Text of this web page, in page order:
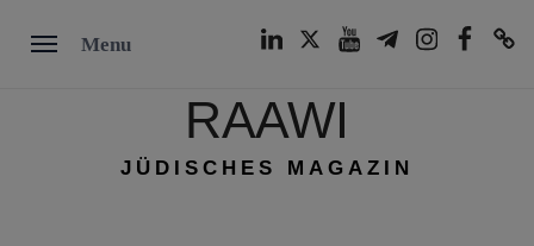
Menu
RAAWI
JÜDISCHES MAGAZIN